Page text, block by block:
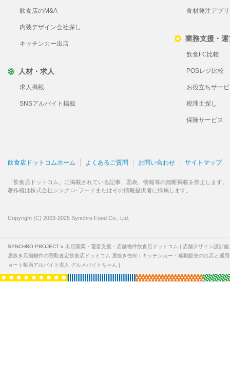
飲食店のM&A
内装デザイン会社探し
キッチンカー出店
人材・求人
求人掲載
SNSアルバイト掲載
食材発注アプ
業務支援・
飲食FC比較
POSレジ比較
お役立ちサー
税理士探し
保険サービス
飲食店ドットコムホーム よくあるご質問 お問い合わせ サイトマップ
「飲食店ドットコム」に掲載されている記事、図表、情報等の無断掲載を禁止します。
著作権は株式会社シンクロ･フードまたはその情報提供者に帰属します。
Copyright (C) 2003-2025 Synchro Food Co., Ltd.
SYNCHRO PROJECT » 出店開業・運営支援・店舗物件飲食店ドットコム
店舗デザイン設計
居抜き店舗物件の買取査定飲食店ドットコム 居抜き売却
キッチンカー・移動販売の出店と運
ョート動画アルバイト求人 グルメバイトちゃん